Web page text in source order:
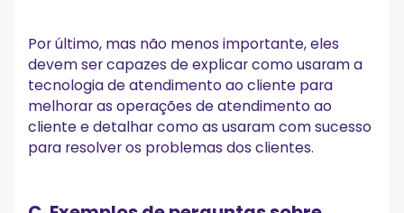
Por último, mas não menos importante, eles
devem ser capazes de explicar como usaram a
tecnologia de atendimento ao cliente para
melhorar as operações de atendimento ao
cliente e detalhar como as usaram com sucesso
para resolver os problemas dos clientes.